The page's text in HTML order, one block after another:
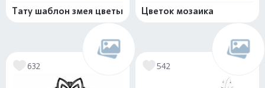
Тату шаблон змея цветы Цветок мозаика
632 542